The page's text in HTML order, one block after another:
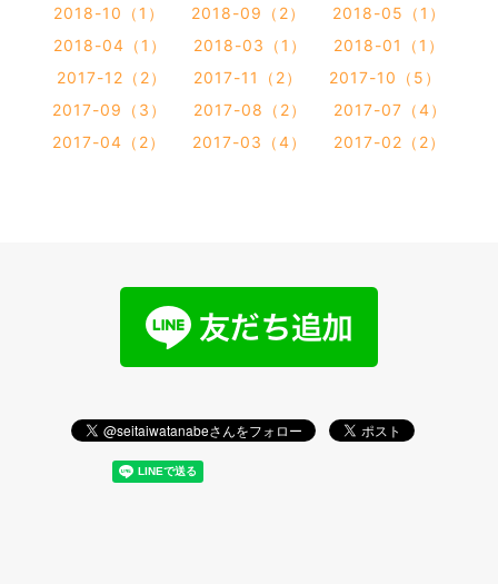
2018-10（1）
2018-09（2）
2018-05（1）
2018-04（1）
2018-03（1）
2018-01（1）
2017-12（2）
2017-11（2）
2017-10（5）
2017-09（3）
2017-08（2）
2017-07（4）
2017-04（2）
2017-03（4） 2017-02（2）